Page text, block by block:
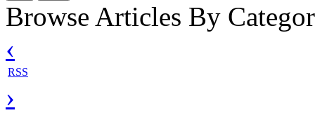
Browse Articles By
‹
RSS
›